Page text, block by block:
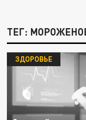
ТЕГ:
ЗДОРОВЬЕ